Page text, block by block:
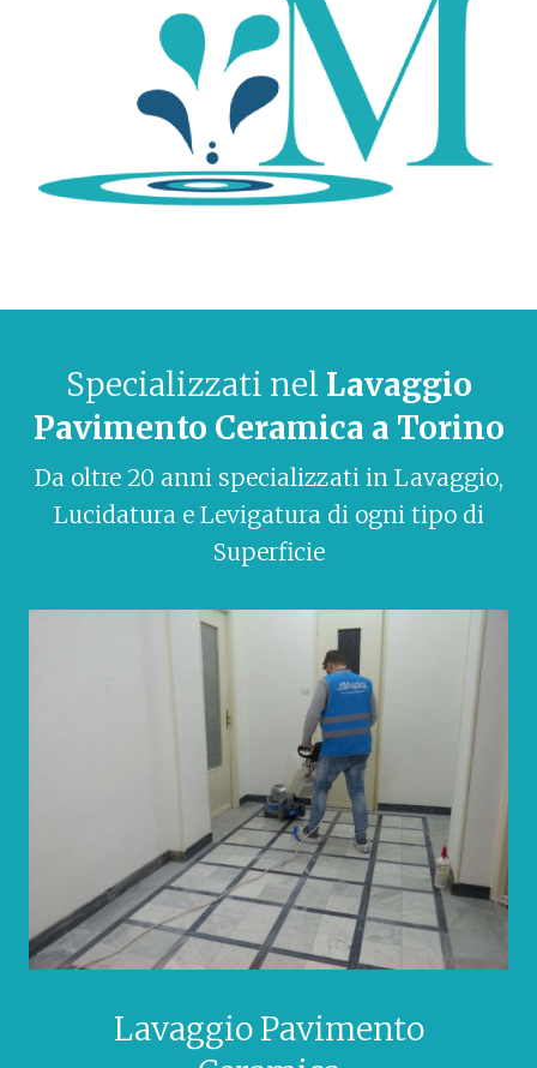
Specializzati nel Lavaggio
Pavimento Ceramica a Torino
Da oltre 20 anni specializzati in Lavaggio,
Lucidatura e Levigatura di ogni tipo di
Superficie
Lavaggio Pavimento